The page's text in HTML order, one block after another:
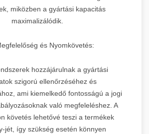
miközben a gyártási kapacitás
maximalizálódik.
és Nyomkövetés:
hozzájárulnak a gyártási
szigorú ellenőrzéséhez és
ami kiemelkedő fontosságú a jogi
való megfeleléshez. A
követés lehetővé teszi a termékek
jét, így szükség esetén könnyen